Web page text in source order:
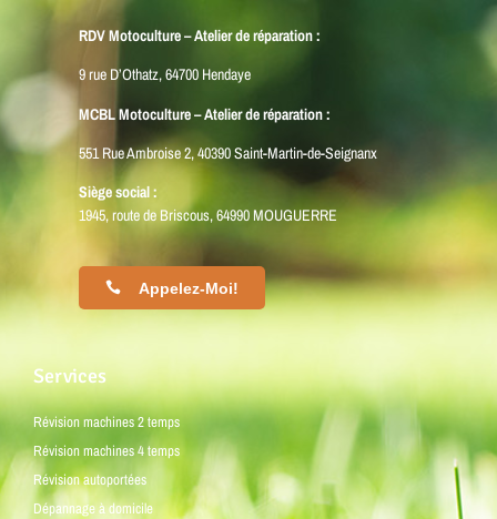
RDV Motoculture – Atelier de réparation :
9 rue D’Othatz, 64700 Hendaye
MCBL Motoculture – Atelier de réparation :
551 Rue Ambroise 2, 40390 Saint-Martin-de-Seignanx
Siège social :
1945, route de Briscous, 64990 MOUGUERRE
Appelez-Moi!
Services
Révision machines 2 temps
Révision machines 4 temps
Révision autoportées
Dépannage à domicile